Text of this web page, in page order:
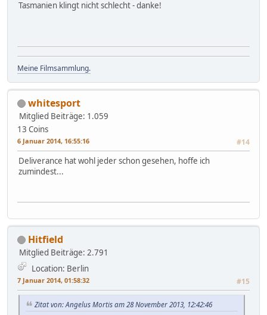
Tasmanien klingt nicht schlecht - danke!
Meine Filmsammlung.
whitesport
Mitglied Beiträge: 1.059
13 Coins
6 Januar 2014, 16:55:16 #14
Deliverance hat wohl jeder schon gesehen, hoffe ich
zumindest...
Hitfield
Mitglied Beiträge: 2.791
Location: Berlin
7 Januar 2014, 01:58:32 #15
Zitat von: Angelus Mortis am 28 November 2013, 12:42:46